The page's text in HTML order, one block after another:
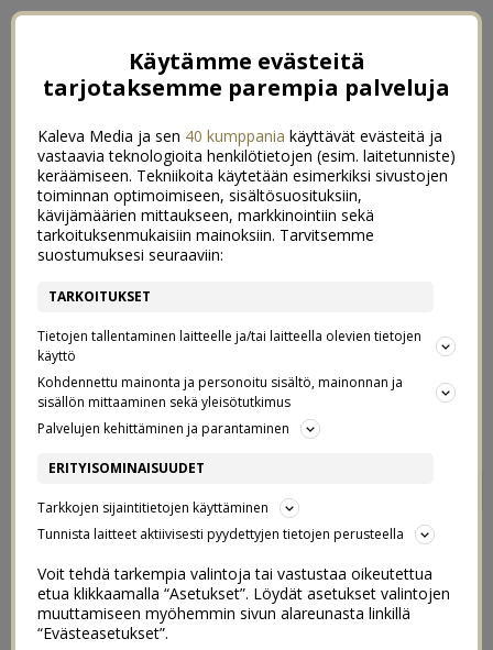
JEMMALAATIKOLLA HYVÄ VOITTAA HUONON
HELSINGIN RAIKKAIMMAT
RAVINTOLAT
(KOTIINKULJETETTUNA)
22/09/2020
Käytämme evästeitä
tarjotaksemme parempia palveluja
Kaleva Media ja sen 40 kumppania käyttävät evästeitä ja
vastaavia teknologioita henkilötietojen (esim. laitetunniste)
keräämiseen. Tekniikoita käytetään esimerkiksi sivustojen
toiminnan optimoimiseen, sisältösuosituksiin,
kävijämäärien mittaukseen, markkinointiin sekä
tarkoituksenmukaisiin mainoksiin. Tarvitsemme
suostumuksesi seuraaviin:
TARKOITUKSET
Tietojen tallentaminen laitteelle ja/tai laitteella olevien tietojen
käyttö
Kohdennettu mainonta ja personoitu sisältö, mainonnan ja
sisällön mittaaminen sekä yleisötutkimus
Palvelujen kehittäminen ja parantaminen
ERITYISOMINAISUUDET
Tarkkojen sijaintitietojen käyttäminen
Tunnista laitteet aktiivisesti pyydettyjen tietojen perusteella
Voit tehdä tarkempia valintoja tai vastustaa oikeutettua
etua klikkaamalla “Asetukset”. Löydät asetukset valintojen
muuttamiseen myöhemmin sivun alareunasta linkillä
“Evästeasetukset”.